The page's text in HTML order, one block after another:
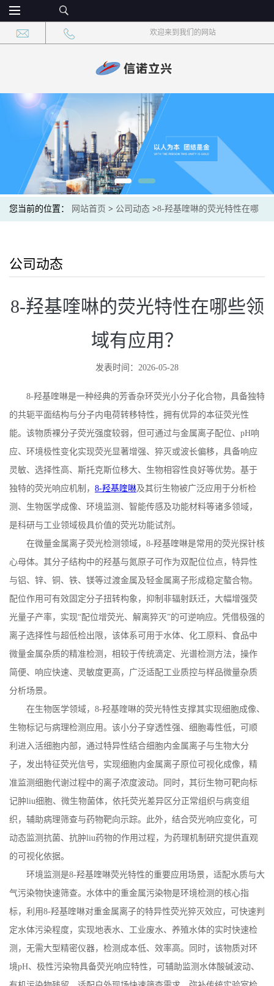
欢迎来到我们的网站
您当前的位置： 网站首页 > 公司动态 >8-羟基喹啉的荧光特性在哪
公司动态
8-羟基喹啉的荧光特性在哪些领
域有应用？
发表时间：2026-05-28
8-羟基喹啉是一种经典的芳香杂环荧光小分子化合物，具备独特
的共轭平面结构与分子内电荷转移特性，拥有优异的本征荧光性
能。该物质裸分子荧光强度较弱，但可通过与金属离子配位、 pH响
应、环境极性变化实现荧光显著增强、猝灭或波长偏移，具备响应
灵敏、选择性高、斯托克斯位移大、生物相容性良好等优势。基于
独特的荧光响应机制， 8-羟基喹啉及其衍生物被广泛应用于分析检
测、生物医学成像、环境监测、智能传感及功能材料等诸多领域，
是科研与工业领域极具价值的荧光功能试剂。
在微量金属离子荧光检测领域， 8-羟基喹啉是常用的荧光探针核
心母体。其分子结构中的羟基与氮原子可作为双配位位点，特异性
与铝、锌、铜、铁、镁等过渡金属及轻金属离子形成稳定螯合物。
配位作用可有效固定分子扭转构象，抑制非辐射跃迁，大幅增强荧
光量子产率，实现“配位增荧光、解离猝灭”的可逆响应。凭借极强的
离子选择性与超低检出限，该体系可用于水体、化工原料、食品中
微量金属杂质的精准检测，相较于传统滴定、光谱检测方法，操作
简便、响应快速、灵敏度更高，广泛适配工业质控与样品微量杂质
分析场景。
在生物医学领域， 8-羟基喹啉的荧光特性支撑其实现细胞成像、
生物标记与病理检测应用。该小分子穿透性强、细胞毒性低，可顺
利进入活细胞内部，通过特异性结合细胞内金属离子与生物大分
子，发出特征荧光信号，实现细胞内金属离子原位可视化成像，精
准监测细胞代谢过程中的离子浓度波动。同时，其衍生物可靶向标
记肿liu细胞、微生物菌体，依托荧光差异区分正常组织与病变组
织，辅助病理筛查与药物靶向示踪。此外，结合荧光响应变化，可
动态监测抗菌、抗肿liu药物的作用过程，为药理机制研究提供直观
的可视化依据。
环境监测是8-羟基喹啉荧光特性的重要应用场景，适配水质与大
气污染物快速筛查。水体中的重金属污染物是环境检测的核心指
标，利用8-羟基喹啉对重金属离子的特异性荧光猝灭效应，可快速判
定水体污染程度，实现地表水、工业废水、养殖水体的实时快速检
测，无需大型精密仪器，检测成本低、效率高。同时，该物质对环
境pH、极性污染物具备荧光响应特性，可辅助监测水体酸碱波动、